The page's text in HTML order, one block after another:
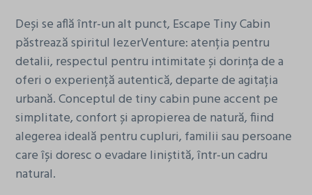
Deși se află într-un alt punct, Escape Tiny Cabin
păstrează spiritul IezerVenture: atenția pentru
detalii, respectul pentru intimitate și dorința de a
oferi o experiență autentică, departe de agitația
urbană. Conceptul de tiny cabin pune accent pe
simplitate, confort și apropierea de natură, fiind
alegerea ideală pentru cupluri, familii sau persoane
care își doresc o evadare liniștită, într-un cadru
natural.